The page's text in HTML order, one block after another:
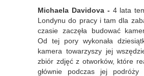
Michaela Davidova - 4 lata
Londynu do pracy i tam dla
czasie zaczęła budować
Od tej pory wykonała
kamera towarzyszy jej
zbiór zdjęć z otworków, które
głównie podczas jej podróży